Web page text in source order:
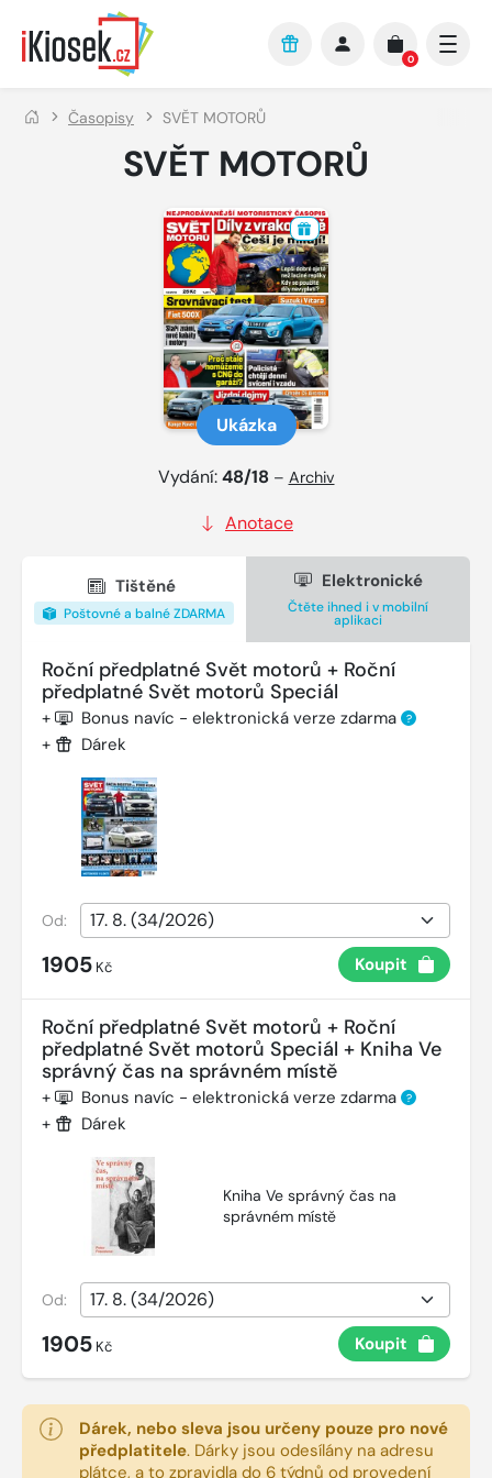
Přejít na hlavní obsah
0
Časopisy SVĚT MOTORŮ
SVĚT MOTORŮ
Ukázka
Vydání:48/18 – Archiv
Anotace
Tištěné
Poštovné a balné ZDARMA
Elektronické
Čtěte ihned i v mobilní
aplikaci
Roční předplatné Svět motorů + Roční
předplatné Svět motorů Speciál
+ Bonus navíc - elektronická verze zdarma ?
+ Dárek
Od:
1905 Kč Koupit
Roční předplatné Svět motorů + Roční
předplatné Svět motorů Speciál + Kniha Ve
správný čas na správném místě
+ Bonus navíc - elektronická verze zdarma ?
+ Dárek
Kniha Ve správný čas na
správném místě
Od:
1905 Kč Koupit
Dárek, nebo sleva jsou určeny pouze pro nové
předplatitele. Dárky jsou odesílány na adresu
plátce, a to zpravidla do 6 týdnů od provedení